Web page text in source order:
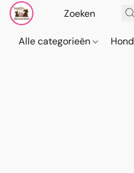
Alle categorieën Hond